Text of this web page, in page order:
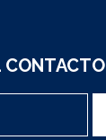
CONTACTO